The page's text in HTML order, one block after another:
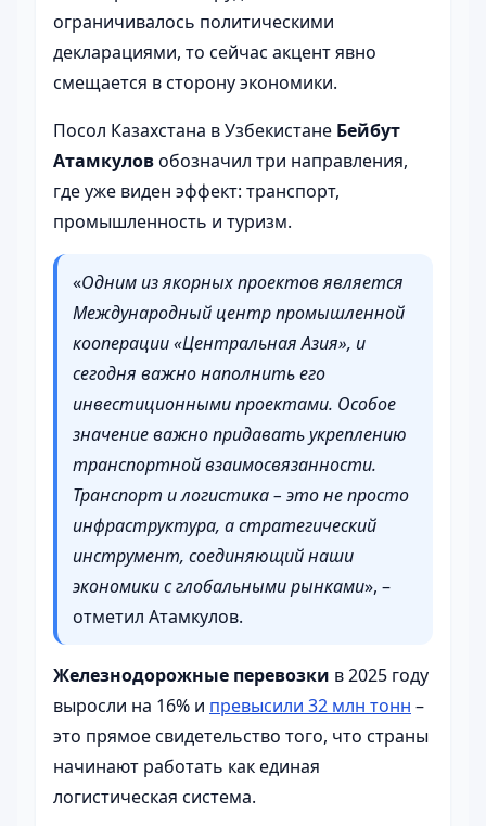
ограничивалось политическими
декларациями, то сейчас акцент явно
смещается в сторону экономики.
Посол Казахстана в Узбекистане Бейбут
Атамкуловобозначил три направления,
где уже виден эффект: транспорт,
промышленность и туризм.
«Одним из якорных проектов является
Международный центр промышленной
кооперации «Центральная Азия», и
сегодня важно наполнить его
инвестиционными проектами. Особое
значение важно придавать укреплению
транспортной взаимосвязанности.
Транспорт и логистика – это не просто
инфраструктура, а стратегический
инструмент, соединяющий наши
экономики с глобальными рынками», –
отметил Атамкулов.
Железнодорожные перевозки в 2025 году
выросли на 16% и превысили 32 млн тонн –
это прямое свидетельство того, что страны
начинают работать как единая
логистическая система.